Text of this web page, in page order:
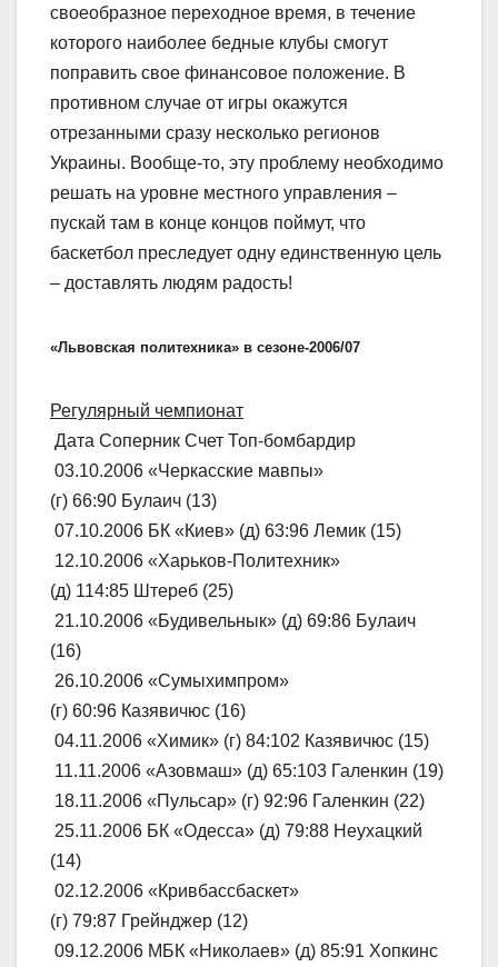
своеобразное переходное время, в течение
которого наиболее бедные клубы смогут
поправить свое финансовое положение. В
противном случае от игры окажутся
отрезанными сразу несколько регионов
Украины. Вообще-то, эту проблему необходимо
решать на уровне местного управления –
пускай там в конце концов поймут, что
баскетбол преследует одну единственную цель
– доставлять людям радость!
«Львовская политехника» в сезоне-2006/07
Регулярный чемпионат
Дата Соперник Счет Топ-бомбардир
03.10.2006 «Черкасские мавпы»
(г) 66:90 Булаич (13)
07.10.2006 БК «Киев» (д) 63:96 Лемик (15)
12.10.2006 «Харьков-Политехник»
(д) 114:85 Штереб (25)
21.10.2006 «Будивельнык» (д) 69:86 Булаич
(16)
26.10.2006 «Сумыхимпром»
(г) 60:96 Казявичюс (16)
04.11.2006 «Химик» (г) 84:102 Казявичюс (15)
11.11.2006 «Азовмаш» (д) 65:103 Галенкин (19)
18.11.2006 «Пульсар» (г) 92:96 Галенкин (22)
25.11.2006 БК «Одесса» (д) 79:88 Неухацкий
(14)
02.12.2006 «Кривбассбаскет»
(г) 79:87 Грейнджер (12)
09.12.2006 МБК «Николаев» (д) 85:91 Хопкинс